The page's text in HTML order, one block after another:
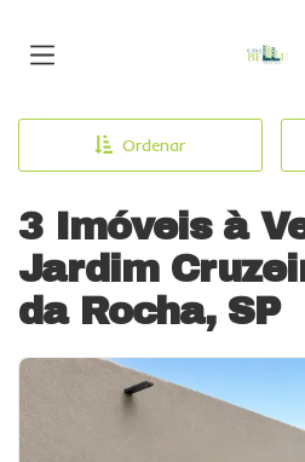
Ordenar
3 Imóveis à
Jardim
da Rocha, SP